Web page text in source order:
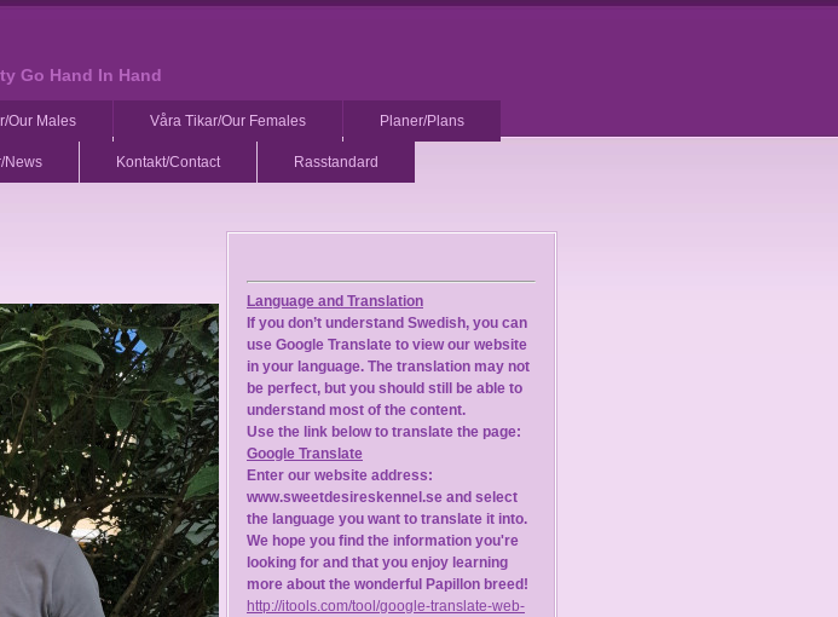
Go Hand In Hand
Our Males Våra Tikar/Our Females Planer/Plans
News Kontakt/Contact Rasstandard
Language and Translation
If you don’t understand Swedish, you can
use Google Translate to view our website
in your language. The translation may not
be perfect, but you should still be able to
understand most of the content.
Use the link below to translate the page:
Google Translate
Enter our website address:
www.sweetdesireskennel.se and select
the language you want to translate it into.
We hope you find the information you're
looking for and that you enjoy learning
more about the wonderful Papillon breed!
http://itools.com/tool/google-translate-web-